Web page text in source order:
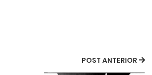
POST ANTERIOR